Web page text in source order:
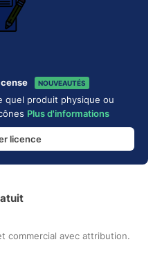
NOUVEAUTÉS
quel produit physique ou
Plus d'informations
licence
commercial avec attribution.